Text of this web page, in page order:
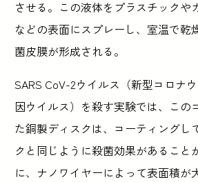
させる。この液体をプラスチックや
などの表面にスプレーし、室温で乾
菌皮膜が形成される。
SARS CoV-2ウイルス（新型コロナ
因ウイルス）を殺す実験では、この
た銅製ディスクは、コーティングし
クと同じように殺菌効果があること
に、ナノワイヤーによって表面積が